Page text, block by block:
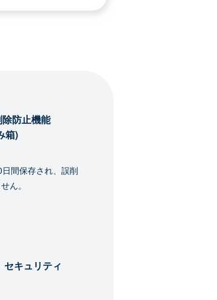
除防止機能
箱)
間保存され、誤削
ん。
セキュリティ